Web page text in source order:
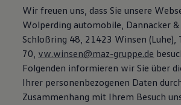
Wir freuen uns, dass Sie unsere
Wolperding automobile, Dannacker &
Schloßring 48, 21423 Winsen (Luhe),
70, vw.winsen@maz-gruppe.de
Folgenden informieren wir Sie über
Ihrer personenbezogenen Daten
Zusammenhang mit Ihrem Besuch